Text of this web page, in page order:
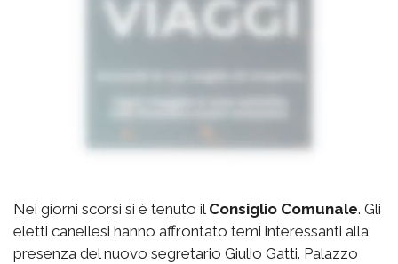
Nei giorni scorsi si è tenuto il Consiglio Comunale. Gli
eletti canellesi hanno affrontato temi interessanti alla
presenza del nuovo segretario Giulio Gatti. Palazzo